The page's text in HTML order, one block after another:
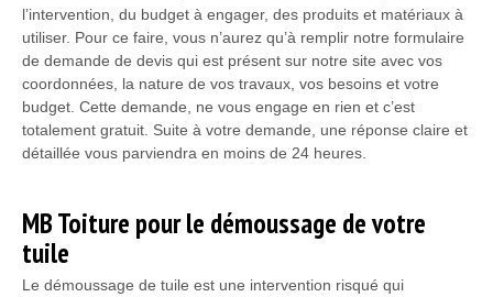
l’intervention, du budget à engager, des produits et matériaux à
utiliser. Pour ce faire, vous n’aurez qu’à remplir notre formulaire
de demande de devis qui est présent sur notre site avec vos
coordonnées, la nature de vos travaux, vos besoins et votre
budget. Cette demande, ne vous engage en rien et c’est
totalement gratuit. Suite à votre demande, une réponse claire et
détaillée vous parviendra en moins de 24 heures.
MB Toiture pour le démoussage de votre
tuile
Le démoussage de tuile est une intervention risqué qui